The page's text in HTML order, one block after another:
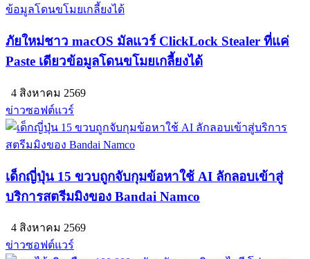
ภัยใหม่ชาว macOS มัลแวร์ ClickLock Stealer ที่แค่
Paste เดียวข้อมูลโดนขโมยเกลี้ยงได้
4 สิงหาคม 2569
ข่าวซอฟต์แวร์
เด็กญี่ปุ่น 15 ขวบถูกจับกุมข้อหาใช้ AI ลักลอบเข้าสู่
บริการสตรีมมิงของ Bandai Namco
4 สิงหาคม 2569
ข่าวซอฟต์แวร์